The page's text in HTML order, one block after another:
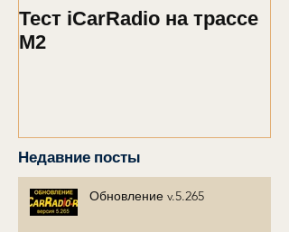
Тест iCarRadio на трассе
M2
Недавние посты
Обновление v.5.265